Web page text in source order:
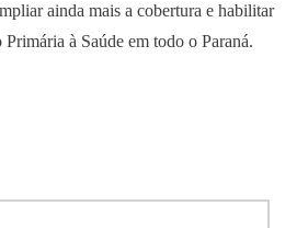
ainda mais a cobertura e habilitar
à Saúde em todo o Paraná.